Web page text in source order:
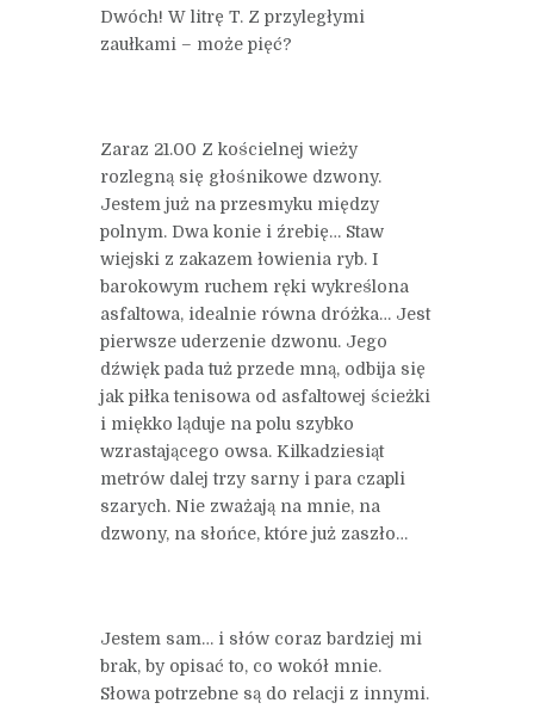
Dwóch! W litrę T. Z przyległymi
zaułkami – może pięć?
Zaraz 21.00 Z kościelnej wieży
rozlegną się głośnikowe dzwony.
Jestem już na przesmyku między
polnym. Dwa konie i źrebię… Staw
wiejski z zakazem łowienia ryb. I
barokowym ruchem ręki wykreślona
asfaltowa, idealnie równa dróżka… Jest
pierwsze uderzenie dzwonu. Jego
dźwięk pada tuż przede mną, odbija się
jak piłka tenisowa od asfaltowej ścieżki
i miękko ląduje na polu szybko
wzrastającego owsa. Kilkadziesiąt
metrów dalej trzy sarny i para czapli
szarych. Nie zważają na mnie, na
dzwony, na słońce, które już zaszło…
Jestem sam… i słów coraz bardziej mi
brak, by opisać to, co wokół mnie.
Słowa potrzebne są do relacji z innymi.